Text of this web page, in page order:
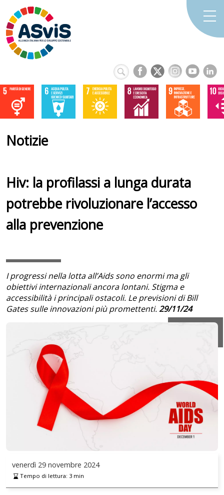
Notizie
Hiv: la profilassi a lunga durata
potrebbe rivoluzionare l’accesso
alla prevenzione
I progressi nella lotta all’Aids sono enormi ma gli
obiettivi internazionali ancora lontani. Stigma e
accessibilità i principali ostacoli. Le previsioni di Bill
Gates sulle innovazioni più promettenti.29/11/24
venerdì 29 novembre 2024
Tempo di lettura: 3min